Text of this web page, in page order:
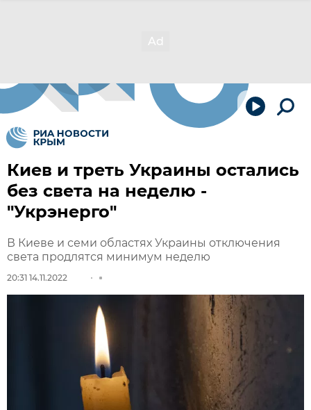
Киев и треть Украины остались
без света на неделю -
"Укрэнерго"
В Киеве и семи областях Украины отключения
света продлятся минимум неделю
20:31 14.11.2022